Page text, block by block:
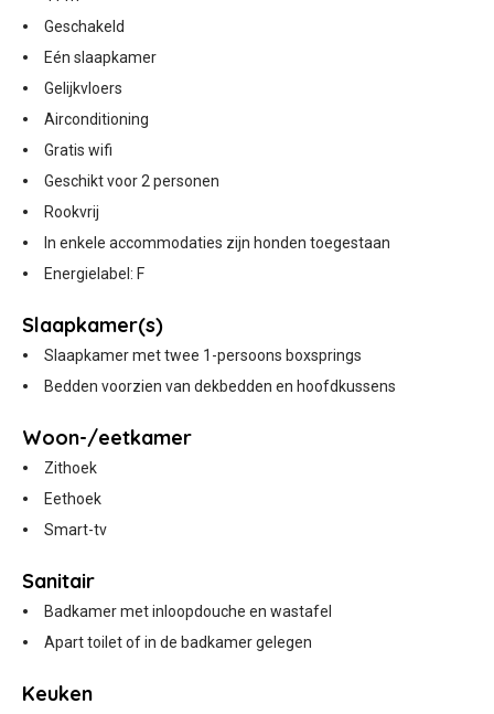
Geschakeld
Eén slaapkamer
Gelijkvloers
Airconditioning
Gratis wifi
Geschikt voor 2 personen
Rookvrij
In enkele accommodaties zijn honden toegestaan
Energielabel: F
Slaapkamer(s)
Slaapkamer met twee 1-persoons boxsprings
Bedden voorzien van dekbedden en hoofdkussens
Woon-/eetkamer
Zithoek
Eethoek
Smart-tv
Sanitair
Badkamer met inloopdouche en wastafel
Apart toilet of in de badkamer gelegen
Keuken